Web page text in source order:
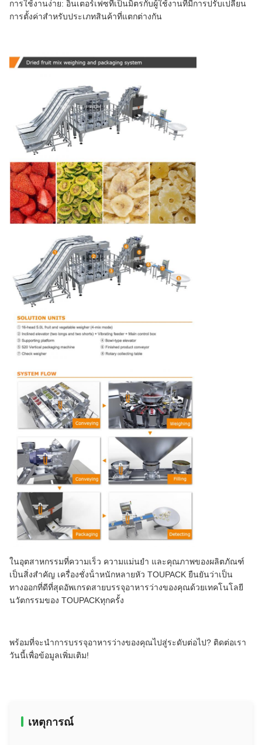
การใช้งานง่าย: อินเตอร์เฟซที่เป็นมิตรกับผู้ใช้งานที่มีการปรับเปลี่ยน
การตั้งค่าสําหรับประเภทสินค้าที่แตกต่างกัน
ในอุตสาหกรรมที่ความเร็ว ความแม่นยํา และคุณภาพของผลิตภัณฑ์
เป็นสิ่งสําคัญ เครื่องชั่งน้ําหนักหลายหัว TOUPACK ยืนยันว่าเป็น
ทางออกที่ดีที่สุดอัพเกรดสายบรรจุอาหารว่างของคุณด้วยเทคโนโลยี
นวัตกรรมของ TOUPACKทุกครั้ง
พร้อมที่จะนําการบรรจุอาหารว่างของคุณไปสู่ระดับต่อไป? ติดต่อเรา
วันนี้เพื่อข้อมูลเพิ่มเติม!
เหตุการณ์